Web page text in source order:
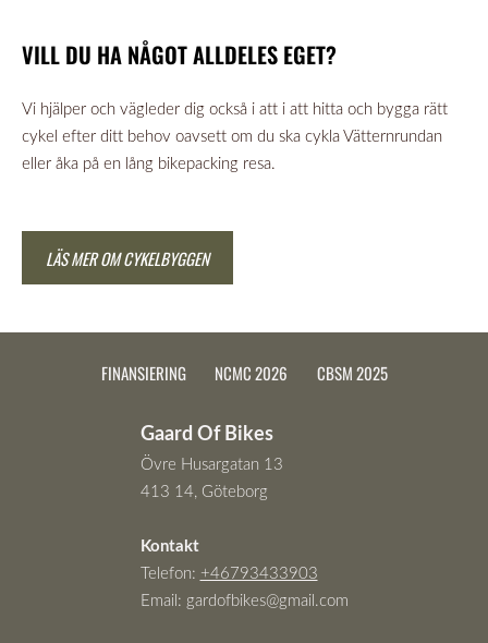
VILL DU HA NÅGOT ALLDELES EGET?
Vi hjälper och vägleder dig också i att i att hitta och bygga rätt
cykel efter ditt behov oavsett om du ska cykla Vätternrundan
eller åka på en lång bikepacking resa.
LÄS MER OM CYKELBYGGEN
FINANSIERING NCMC 2026 CBSM 2025
Gaard Of Bikes
Övre Husargatan 13
413 14, Göteborg
Kontakt
Telefon: +46793433903
Email: gardofbikes@gmail.com